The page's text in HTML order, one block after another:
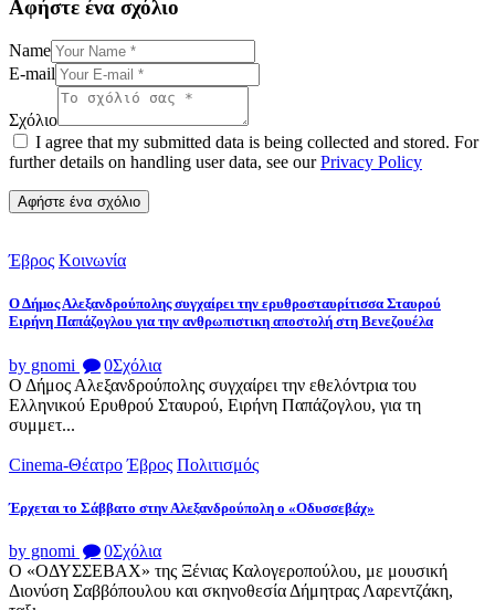
Αφήστε ένα σχόλιο
Name
E-mail
Σχόλιο
I agree that my submitted data is being collected and stored. For
further details on handling user data, see ourPrivacy Policy
Έβρος Κοινωνία
Ο Δήμος Αλεξανδρούπολης συγχαίρει την ερυθροσταυρίτισσα Σταυρού
Ειρήνη Παπάζογλου για την ανθρωπιστικη αποστολή στη Βενεζουέλα
by gnomi 0Σχόλια
Ο Δήμος Αλεξανδρούπολης συγχαίρει την εθελόντρια του
Ελληνικού Ερυθρού Σταυρού, Ειρήνη Παπάζογλου, για τη
συμμετ...
Cinema-Θέατρο Έβρος Πολιτισμός
Έρχεται το Σάββατο στην Αλεξανδρούπολη ο «Οδυσσεβάχ»
by gnomi 0Σχόλια
Ο «ΟΔΥΣΣΕΒΑΧ» της Ξένιας Καλογεροπούλου, με μουσική
Διονύση Σαββόπουλου και σκηνοθεσία Δήμητρας Λαρεντζάκη,